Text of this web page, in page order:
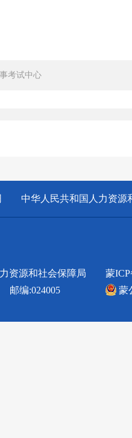
考试中心
中华人民共和国人力资源
资源和社会保障局
邮编:024005
蒙ICP
蒙